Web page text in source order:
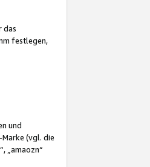
das
festlegen,
und
(vgl. die
„amaozn“